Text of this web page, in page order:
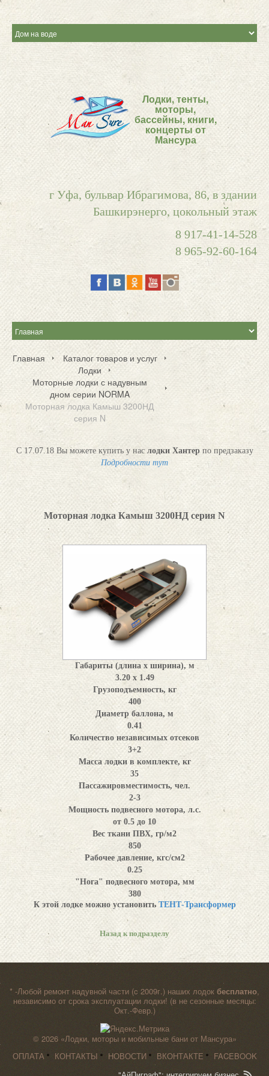
Лодки, тенты,
моторы,
бассейны, книги,
концерты от
Мансура
г Уфа, бульвар Ибрагимова, 86, в здании
Башкирэнерго, цокольный этаж
8 917-41-14-528
8 965-92-60-164
Главная
Каталог товаров и услуг
Лодки
Моторные лодки с надувным
дном серии NORMA
Моторная лодка Камыш 3200НД
серия N
С 17.07.18 Вы можете купить у нас лодки Хантер по предзаказу
Подробности тут
Моторная лодка Камыш 3200НД серия N
Габариты (длина x ширина), м
3.20 х 1.49
Грузоподъемность, кг
400
Диаметр баллона, м
0.41
Количество независимых отсеков
3+2
Масса лодки в комплекте, кг
35
Пассажировместимость, чел.
2-3
Мощность подвесного мотора, л.с.
от 0.5 до 10
Вес ткани ПВХ, гр/м2
850
Рабочее давление, кгс/см2
0.25
"Нога" подвесного мотора, мм
380
К этой лодке можно установить ТЕНТ-Трансформер
Назад к подразделу
* -Любой ремонт надувной части (c 2009г.) наших лодок бесплатно,
независимо от срока эксплуатации лодки! (в не сезонные месяцы:
Окт.-Февр.)
© 2026 «Лодки, моторы и мобильные бани от Мансура»
ОПЛАТА
КОНТАКТЫ НОВОСТИ ВКОНТАКТЕ
FACEBOOK